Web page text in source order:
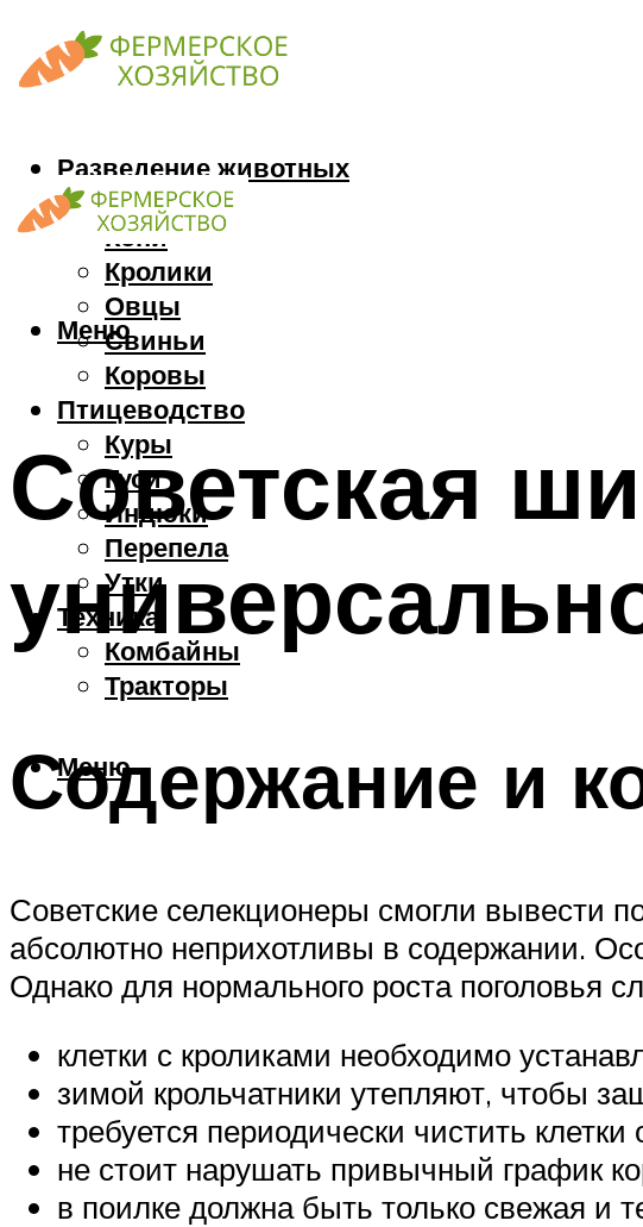
Разведение животных
Козы
Кони
Кролики
Овцы
Свиньи
Коровы
Птицеводство
Куры
Гуси
Индюки
Перепела
Утки
Техника
Комбайны
Тракторы
Меню
Меню
Советская
Содержание и
Советские селекционеры смогли вывести
абсолютно неприхотливы в содержании.
Однако для нормального роста поголовья
клетки с кроликами необходимо
зимой крольчатники утепляют, чтобы
требуется периодически чистить
не стоит нарушать привычный график
в поилке должна быть только свежая и